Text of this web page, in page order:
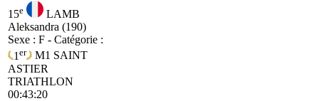
15e
LAMB
Aleksandra (190)
Sexe : F - Catégorie :
1 er M1 SAINT
ASTIER
TRIATHLON
00:43:20